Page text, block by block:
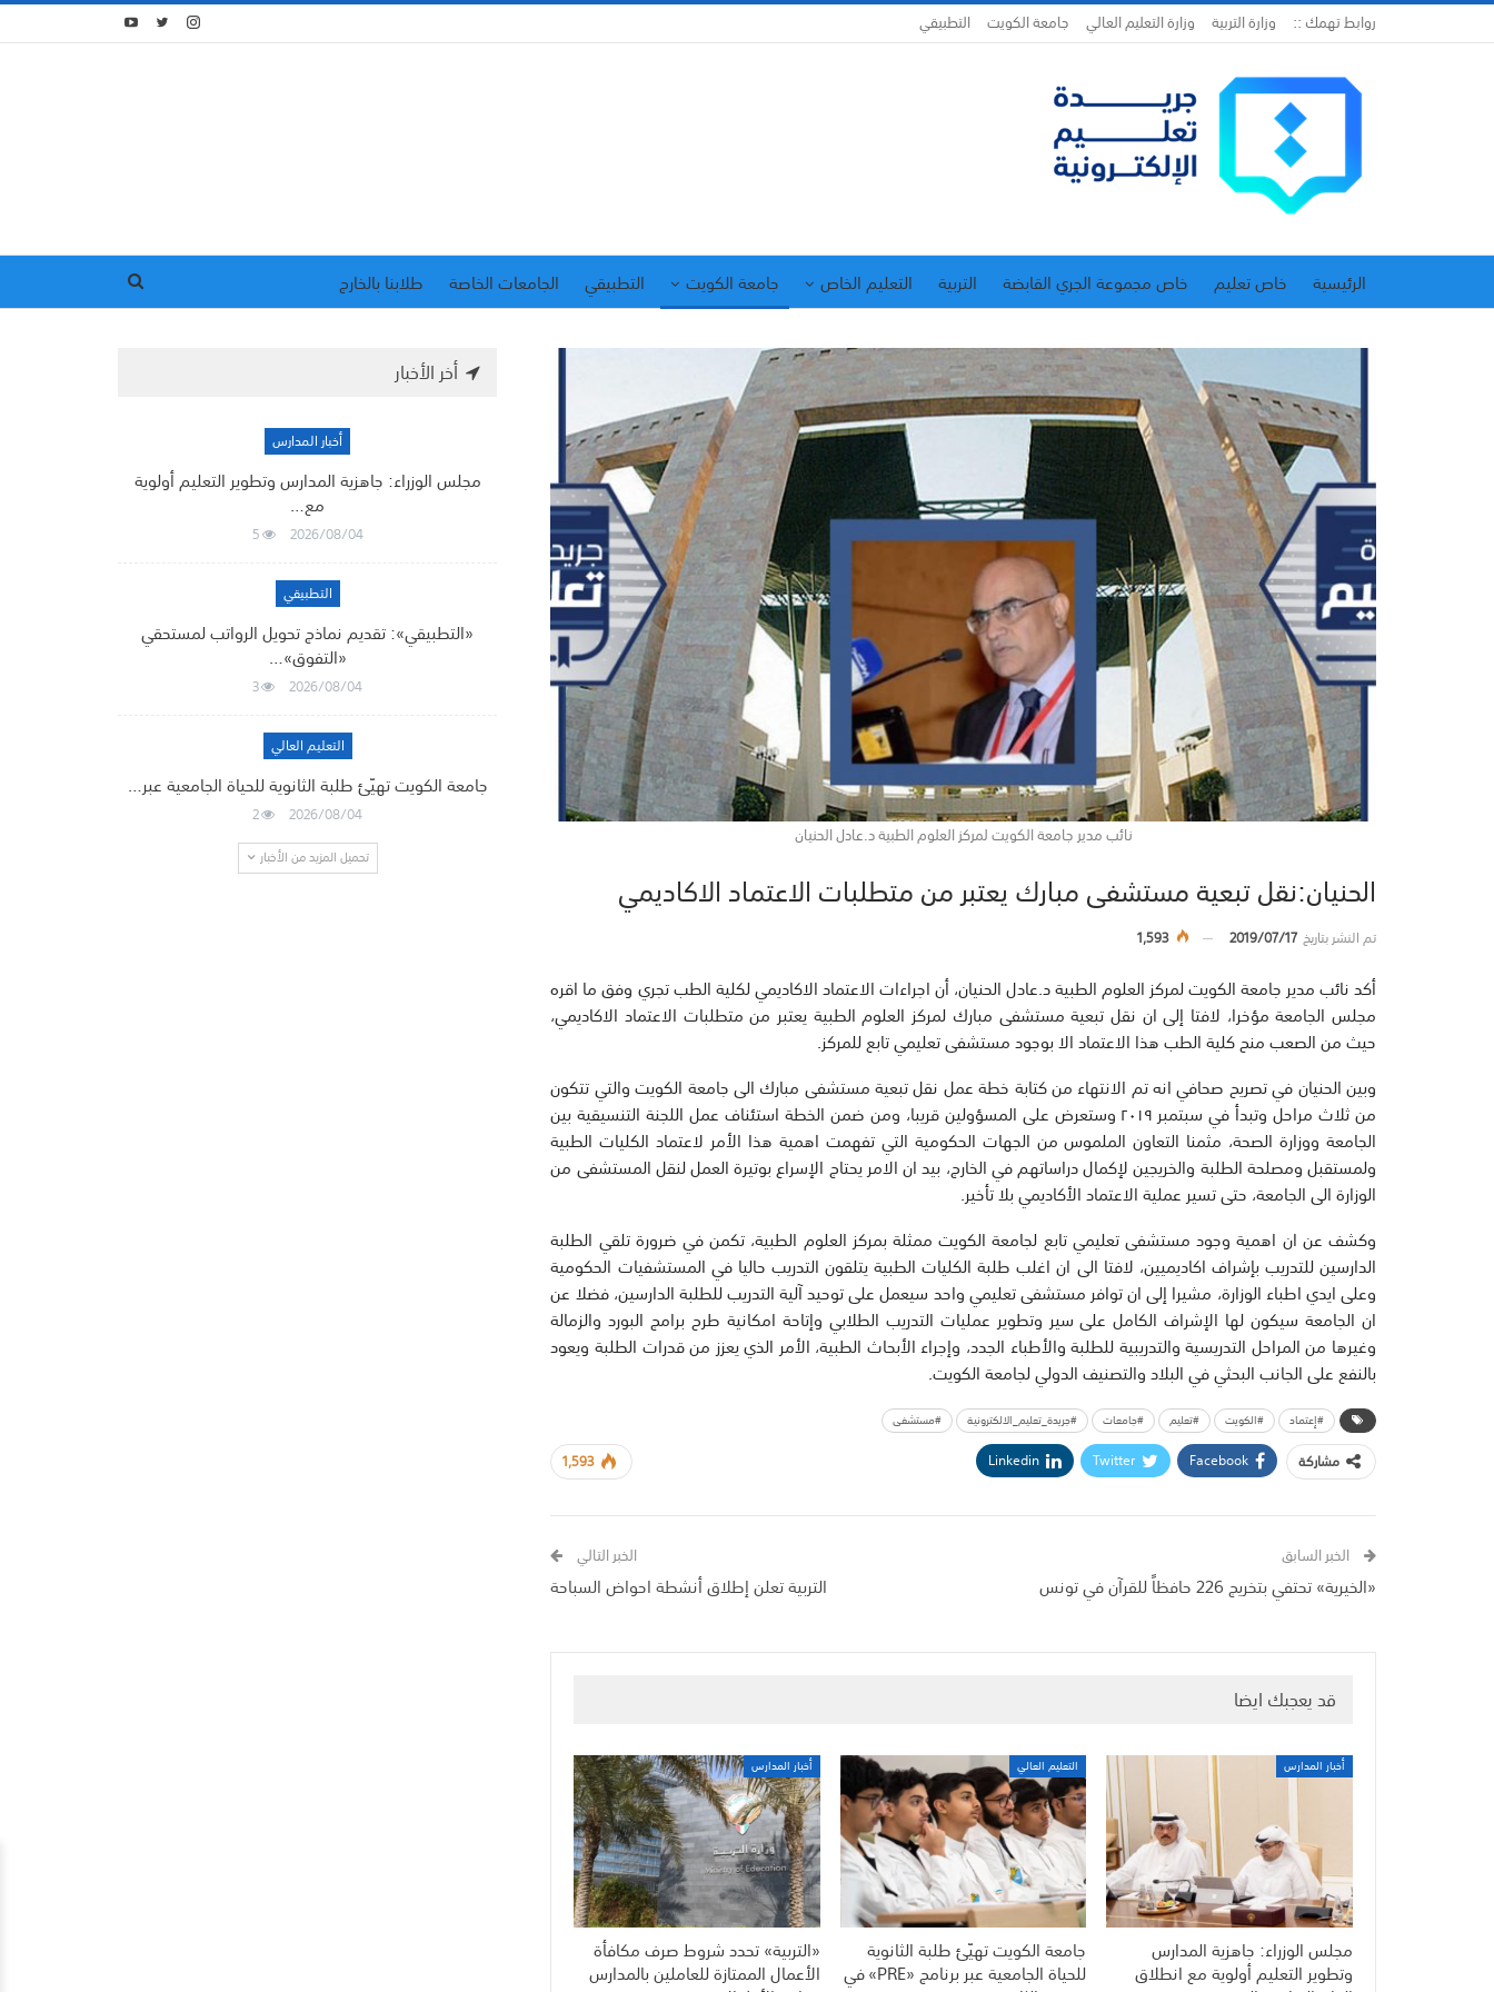
روابط تهمك :: وزارة التربية وزارة التعليم العالي جامعة الكويت التطبيقي
الرئيسية خاص تعليم خاص مجموعة الجري القابضة التربية التعليم الخاص جامعة الكويت التطبيقي الجامعات الخاصة
طلابنا بالخارج
نائب مدير جامعة الكويت لمركز العلوم الطبية د.عادل الحنيان
الحنيان:نقل تبعية مستشفى مبارك يعتبر من متطلبات الاعتماد الاكاديمي
تم النشر بتاريخ2019/07/17
1,593
أكد نائب مدير جامعة الكويت لمركز العلوم الطبية د.عادل الحنيان، أن اجراءات الاعتماد الاكاديمي لكلية الطب تجري وفق ما اقره
مجلس الجامعة مؤخرا، لافتا إلى ان نقل تبعية مستشفى مبارك لمركز العلوم الطبية يعتبر من متطلبات الاعتماد الاكاديمي،
حيث من الصعب منح كلية الطب هذا الاعتماد الا بوجود مستشفى تعليمي تابع للمركز.
وبين الحنيان في تصريح صحافي انه تم الانتهاء من كتابة خطة عمل نقل تبعية مستشفى مبارك الى جامعة الكويت والتي تتكون
من ثلاث مراحل وتبدأ في سبتمبر ٢٠١٩ وستعرض على المسؤولين قريبا، ومن ضمن الخطة استئناف عمل اللجنة التنسيقية بين
الجامعة ووزارة الصحة، مثمنا التعاون الملموس من الجهات الحكومية التي تفهمت اهمية هذا الأمر لاعتماد الكليات الطبية
ولمستقبل ومصلحة الطلبة والخريجين لإكمال دراساتهم في الخارج، بيد ان الامر يحتاج الإسراع بوتيرة العمل لنقل المستشفى من
الوزارة الى الجامعة، حتى تسير عملية الاعتماد الأكاديمي بلا تأخير.
وكشف عن ان اهمية وجود مستشفى تعليمي تابع لجامعة الكويت ممثلة بمركز العلوم الطبية، تكمن في ضرورة تلقي الطلبة
الدارسين للتدريب بإشراف اكاديميين، لافتا الى ان اغلب طلبة الكليات الطبية يتلقون التدريب حاليا في المستشفيات الحكومية
وعلى ايدي اطباء الوزارة، مشيرا إلى ان توافر مستشفى تعليمي واحد سيعمل على توحيد آلية التدريب للطلبة الدارسين، فضلا عن
ان الجامعة سيكون لها الإشراف الكامل على سير وتطوير عمليات التدريب الطلابي وإتاحة امكانية طرح برامج البورد والزمالة
وغيرها من المراحل التدريسية والتدريبية للطلبة والأطباء الجدد، وإجراء الأبحاث الطبية، الأمر الذي يعزز من قدرات الطلبة ويعود
بالنفع على الجانب البحثي في البلاد والتصنيف الدولي لجامعة الكويت.
#إعتماد #الكويت #تعليم #جامعات #جريدة_تعليم_الالكترونية #مستشفى
1,593 مشاركة Facebook
Twitter
Linkedin
الخبر السابق
«الخيرية» تحتفي بتخريج 226 حافظاً للقرآن في تونس
الخبر التالي
التربية تعلن إطلاق أنشطة احواض السباحة
قد يعجبك ايضا
أخبار المدارس
مجلس الوزراء: جاهزية المدارس
وتطوير التعليم أولوية مع انطلاق
التعليم العالي
جامعة الكويت تهيّئ طلبة الثانوية
للحياة الجامعية عبر برنامج «PRE» في
أخبار المدارس
«التربية» تحدد شروط صرف مكافأة
الأعمال الممتازة للعاملين بالمدارس
أخر الأخبار
أخبار المدارس
مجلس الوزراء: جاهزية المدارس وتطوير التعليم أولوية
مع…
2026/08/04
5
التطبيقي
«التطبيقي»: تقديم نماذج تحويل الرواتب لمستحقي
«التفوق»…
2026/08/04
3
التعليم العالي
جامعة الكويت تهيّئ طلبة الثانوية للحياة الجامعية عبر…
2026/08/04
2
تحميل المزيد من الأخبار